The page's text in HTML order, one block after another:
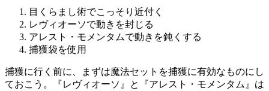
目くらまし術でこっそり近付く
レヴィオーソで動きを封じる
アレスト・モメンタムで動きを鈍くする
捕獲袋を使用
捕獲に行く前に、まずは魔法セットを捕獲に有効なものにし
ておこう。『レヴィオーソ』と『アレスト・モメンタム』は